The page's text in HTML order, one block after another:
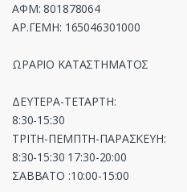
ΑΦΜ: 801878064
ΑΡ.ΓΕΜΗ: 165046301000
ΩΡΑΡΙΟ ΚΑΤΑΣΤΗΜΑΤΟΣ
ΔΕΥΤΕΡΑ-ΤΕΤΑΡΤΗ:
8:30-15:30
ΤΡΙΤΗ-ΠΕΜΠΤΗ-ΠΑΡΑΣΚΕΥΗ:
8:30-15:30 17:30-20:00
ΣΑΒΒΑΤΟ :10:00-15:00